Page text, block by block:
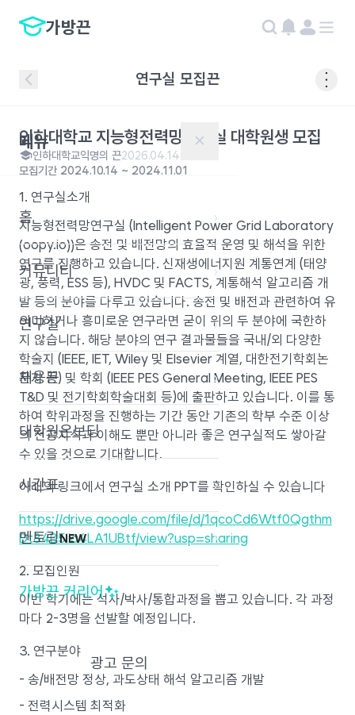
가방끈
메뉴 ✕
홈 ›
커뮤니티 ›
연구실 ›
채용끈 ›
대학원온보딩 ›
시간표 ›
멘토링NEW ›
가방끈 커리어 ›
광고 문의
연구실 모집끈
인하대학교 지능형전력망연구실 대학원생 모집
인하대학교익명의 끈2026.04.14 13:35
모집기간 2024.10.14 ~ 2024.11.01
1. 연구실소개
지능형전력망연구실 (Intelligent Power Grid Laboratory
(oopy.io))은 송전 및 배전망의 효율적 운영 및 해석을 위한
연구를 진행하고 있습니다. 신재생에너지원 계통연계 (태양
광, 풍력, ESS 등), HVDC 및 FACTS, 계통해석 알고리즘 개
발 등의 분야를 다루고 있습니다. 송전 및 배전과 관련하여 유
의미하거나 흥미로운 연구라면 굳이 위의 두 분야에 국한하
지 않습니다. 해당 분야의 연구 결과물들을 국내/외 다양한
학술지 (IEEE, IET, Wiley 및 Elsevier 계열, 대한전기학회논
문지 등) 및 학회 (IEEE PES General Meeting, IEEE PES
T&D 및 전기학회학술대회 등)에 출판하고 있습니다. 이를 통
하여 학위과정을 진행하는 기간 동안 기존의 학부 수준 이상
의 전공지식과 이해도 뿐만 아니라 좋은 연구실적도 쌓아갈
수 있을 것으로 기대합니다.
아래의 링크에서 연구실 소개 PPT를 확인하실 수 있습니다
https://drive.google.com/file/d/1qcoCd6Wtf0Qgthm
Dt84B5iia4LA1UBtf/view?usp=sharing
2. 모집인원
이번 학기에는 석사/박사/통합과정을 뽑고 있습니다. 각 과정
마다 2-3명을 선발할 예정입니다.
3. 연구분야
- 송/배전망 정상, 과도상태 해석 알고리즘 개발
- 전력시스템 최적화